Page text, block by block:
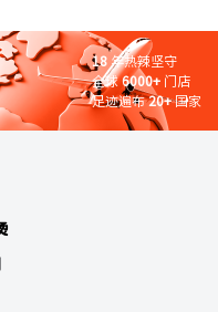
18 年热辣坚守
全球6000+ 门店
足迹遍布20+国家